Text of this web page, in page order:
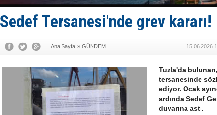
İnsansız
Sedef Tersanesi'nde grev kararı!
Ana Sayfa » GÜNDEM 15.06.2026
Tuzla'da
tersanesinde
ediyor. Ocak
ardında Sedef
duvarına astı.